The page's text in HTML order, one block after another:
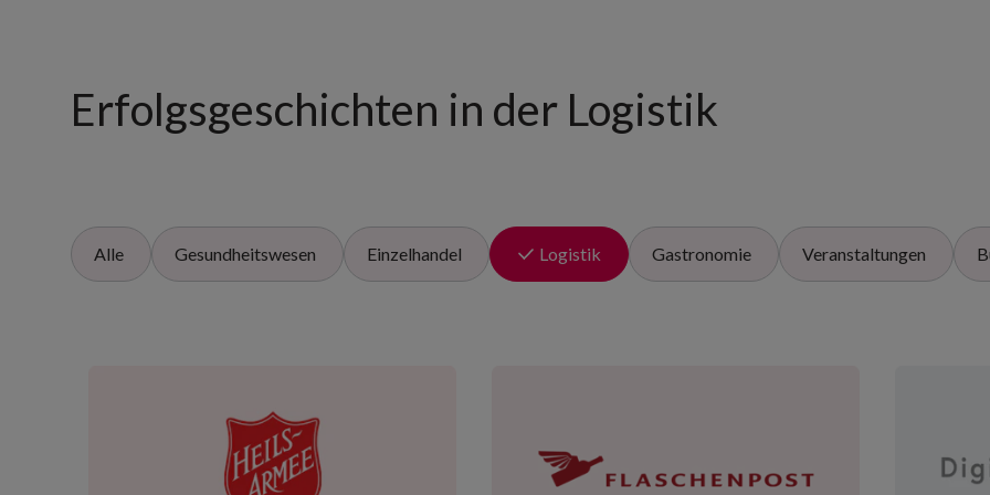
Erfolgsgeschichten in der Logistik
Alle Gesundheitswesen Einzelhandel Logistik Gastronomie Veranstaltungen